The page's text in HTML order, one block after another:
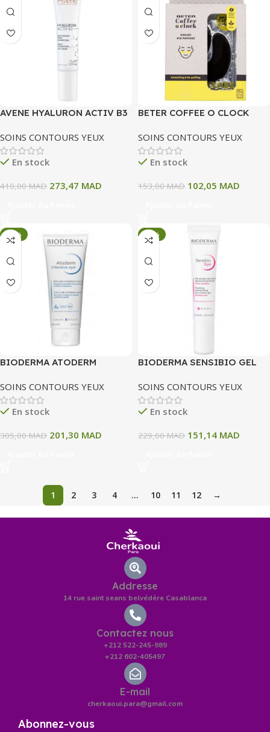
AVENE HYALURON ACTIV B3
CORRECTION 15 ML
SOINS CONTOURS YEUX
En stock
410,00MAD 273,47 MAD
BETER COFFEE O CLOCK
YEUX 10 UNITES REF 22049
SOINS CONTOURS YEUX
En stock
153,00MAD 102,05 MAD
-34%
BIODERMA ATODERM
IRRITATIONS 3 EN1 100 ML
SOINS CONTOURS YEUX
En stock
305,00MAD 201,30 MAD
-34%
BIODERMA SENSIBIO GEL
ANTI POCHES
SOINS CONTOURS YEUX
En stock
229,00MAD 151,14 MAD
1 2 3 4 … 10 11 12 →
Addresse
14 rue saint seans belvédère Casablanca
Contactez nous
+212 522-245-989
+212 602-405497
E-mail
cherkaoui.para@gmail.com
Abonnez-vous